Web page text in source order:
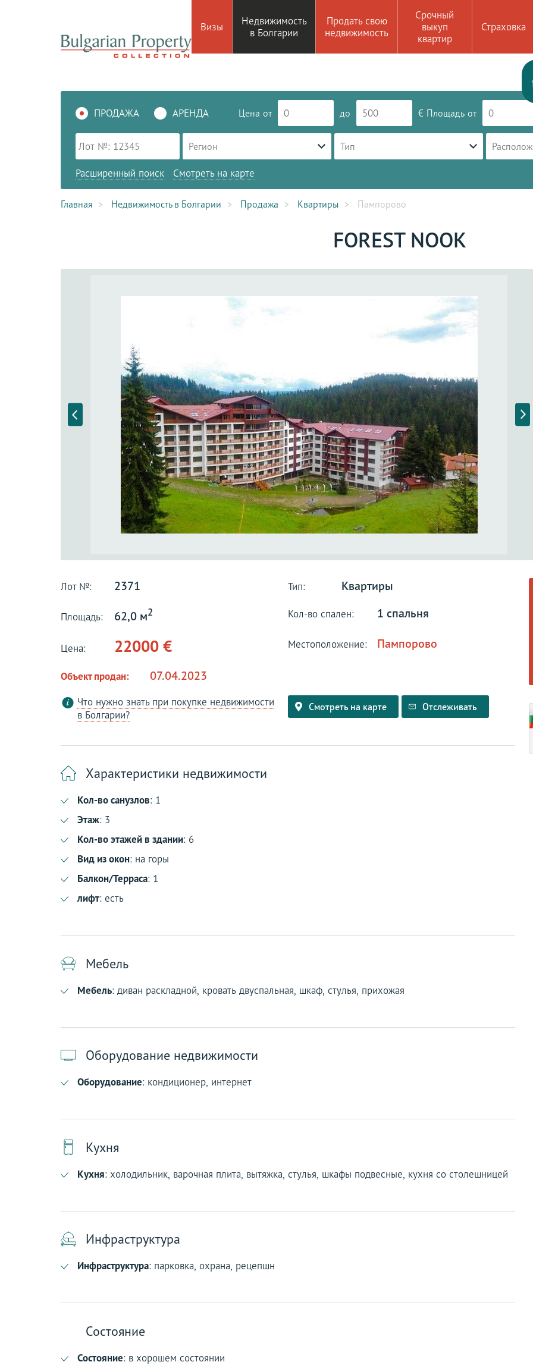
Визы
Недвижимость
в Болгарии
Продать свою
недвижимость
Срочный
выкуп
квартир
Страховка
ПРОДАЖА АРЕНДА Цена от до € Площадь от
Регион Тип
Расширенный поиск Смотреть на карте
Главная Недвижимость в Болгарии Продажа Квартиры Пампорово
FOREST NOOK
Лот №: 2371 Тип: Квартиры
Площадь: 62,0 м2 Кол-во спален: 1 спальня
Цена: 22000 € Местоположение: Пампорово
Объект продан: 07.04.2023
Что нужно знать при покупке недвижимости
в Болгарии?
Смотреть на карте Отслеживать
Характеристики недвижимости
Кол-во санузлов: 1
Этаж: 3
Кол-во этажей в здании: 6
Вид из окон: на горы
Балкон/Терраса: 1
лифт: есть
Мебель
Мебель: диван раскладной, кровать двуспальная, шкаф, стулья, прихожая
Оборудование недвижимости
Оборудование: кондиционер, интернет
Кухня
Кухня: холодильник, варочная плита, вытяжка, стулья, шкафы подвесные, кухня со столешницей
Инфраструктура
Инфраструктура: парковка, охрана, рецепшн
Состояние
Состояние: в хорошем состоянии